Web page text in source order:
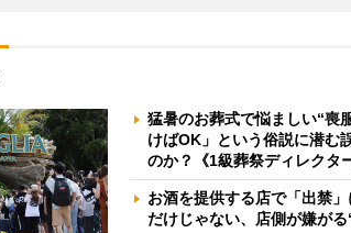
猛暑のお葬式で悩ましい“
けばOK」という俗説に潜む
のか？《1級葬祭ディレクタ
お酒を提供する店で「出禁
だけじゃない、店側が嫌が